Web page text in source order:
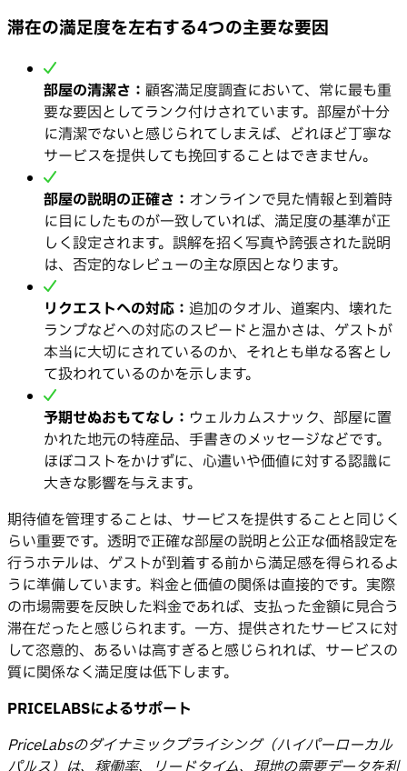
滞在の満足度を左右する4つの主要な要因
部屋の清潔さ： 顧客満足度調査において、常に最も重
要な要因としてランク付けされています。部屋が十分
に清潔でないと感じられてしまえば、どれほど丁寧な
サービスを提供しても挽回することはできません。
部屋の説明の正確さ： オンラインで見た情報と到着時
に目にしたものが一致していれば、満足度の基準が正
しく設定されます。誤解を招く写真や誇張された説明
は、否定的なレビューの主な原因となります。
リクエストへの対応： 追加のタオル、道案内、壊れた
ランプなどへの対応のスピードと温かさは、ゲストが
本当に大切にされているのか、それとも単なる客とし
て扱われているのかを示します。
予期せぬおもてなし： ウェルカムスナック、部屋に置
かれた地元の特産品、手書きのメッセージなどです。
ほぼコストをかけずに、心遣いや価値に対する認識に
大きな影響を与えます。
期待値を管理することは、サービスを提供することと同じく
らい重要です。透明で正確な部屋の説明と公正な価格設定を
行うホテルは、ゲストが到着する前から満足感を得られるよ
うに準備しています。料金と価値の関係は直接的です。実際
の市場需要を反映した料金であれば、支払った金額に見合う
滞在だったと感じられます。一方、提供されたサービスに対
して恣意的、あるいは高すぎると感じられれば、サービスの
質に関係なく満足度は低下します。
PRICELABSによるサポート
PriceLabsのダイナミックプライシング（ハイパーローカル